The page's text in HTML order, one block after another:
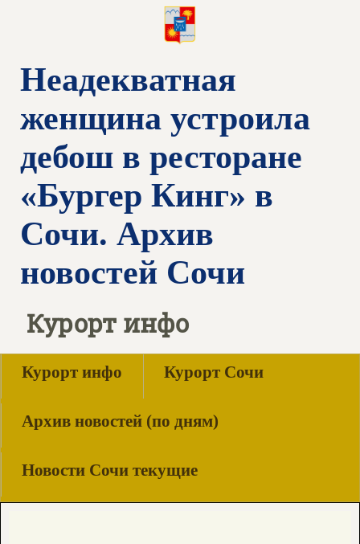
Неадекватная
женщина устроила
дебош в ресторане
«Бургер Кинг» в
Сочи. Архив
новостей Сочи
Курорт инфо
Курорт инфо Курорт Сочи
Архив новостей (по дням)
Новости Сочи текущие